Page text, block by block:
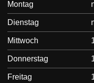
Montag
Dienstag
Mittwoch
Donnerstag
Freitag